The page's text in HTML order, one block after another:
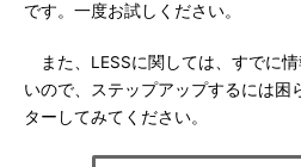
です。一度お試しください。
また、LESSに関しては、すでに
いので、ステップアップするには困
ターしてみてください。